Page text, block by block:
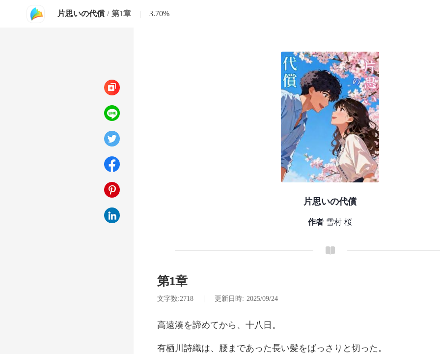
片思いの代償 / 第1章 | 3.70%
片思いの代償
作者 雪村 桜
第1章
文字数:2718 | 更新日時: 2025/09/24
諦めてか
まであった長い髪